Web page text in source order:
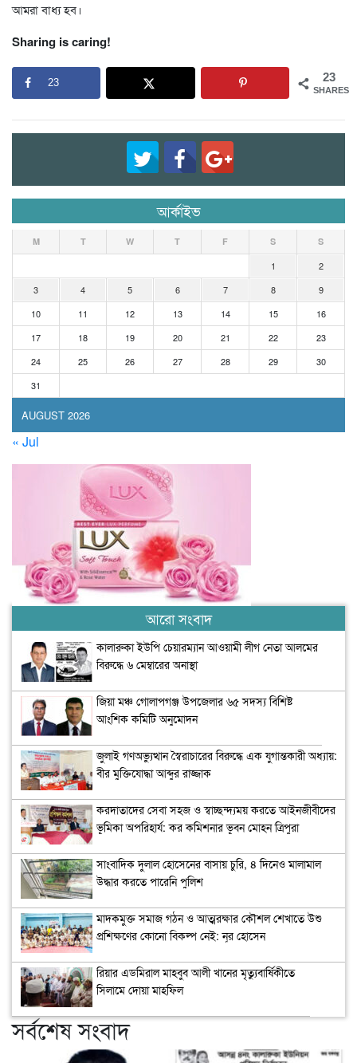
আমরা বাধ্য হব।
Sharing is caring!
23
SHARES
23
আর্কাইভ
AUGUST 2026
M T W T F S S
1
2
3
4 5 6 7 8
9
10
11 12 13 14 15
16
17
18 19 20 21 22
23
24
25 26 27 28 29
30
31
« Jul
আরো সংবাদ
কালারুকা ইউপি চেয়ারম্যান আওয়ামী লীগ নেতা আলমের
বিরুদ্ধে ৬ মেম্বারের অনাস্থা
জিয়া মঞ্চ গোলাপগঞ্জ উপজেলার ৬৫ সদস্য বিশিষ্ট
আংশিক কমিটি অনুমোদন
জুলাই গণঅভ্যুত্থান স্বৈরাচারের বিরুদ্ধে এক যুগান্তকারী অধ্যায়:
বীর মুক্তিযোদ্ধা আব্দুর রাজ্জাক
করদাতাদের সেবা সহজ ও স্বাচ্ছন্দ্যময় করতে আইনজীবীদের
ভূমিকা অপরিহার্য: কর কমিশনার ভূবন মোহন ত্রিপুরা
সাংবাদিক দুলাল হোসেনের বাসায় চুরি, ৪ দিনেও মালামাল
উদ্ধার করতে পারেনি পুলিশ
মাদকমুক্ত সমাজ গঠন ও আত্মরক্ষার কৌশল শেখাতে উশু
প্রশিক্ষণের কোনো বিকল্প নেই: নূর হোসেন
রিয়ার এডমিরাল মাহবুব আলী খানের মৃত্যুবার্ষিকীতে
সিলামে দোয়া মাহফিল
সর্বশেষ সংবাদ